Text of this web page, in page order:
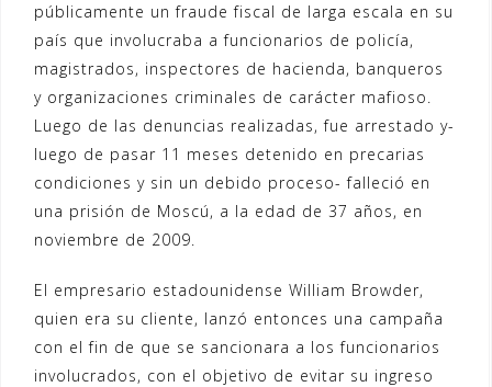
públicamente un fraude fiscal de larga escala en su
país que involucraba a funcionarios de policía,
magistrados, inspectores de hacienda, banqueros
y organizaciones criminales de carácter mafioso.
Luego de las denuncias realizadas, fue arrestado y-
luego de pasar 11 meses detenido en precarias
condiciones y sin un debido proceso- falleció en
una prisión de Moscú, a la edad de 37 años, en
noviembre de 2009.
El empresario estadounidense William Browder,
quien era su cliente, lanzó entonces una campaña
con el fin de que se sancionara a los funcionarios
involucrados, con el objetivo de evitar su ingreso